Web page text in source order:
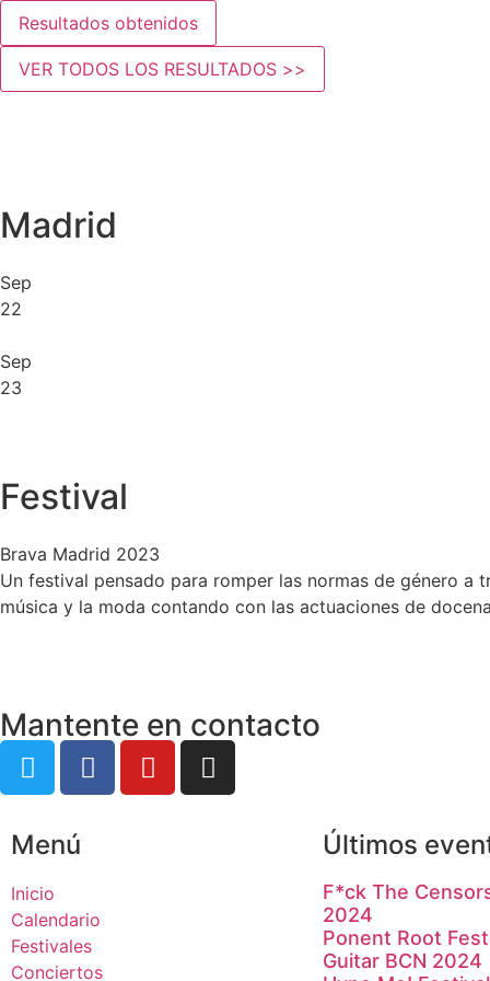
Resultados obtenidos
VER TODOS LOS RESULTADOS >>
Madrid
Sep
22
Sep
23
Festival
Brava Madrid 2023
Un festival pensado para romper las normas de género a
música y la moda contando con las actuaciones de
Mantente en contacto
Menú
Inicio
Calendario
Festivales
Conciertos
Últimos
F*ck The
2024
Ponent Root
Guitar BCN 2024